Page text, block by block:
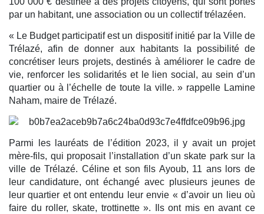
par un habitant, une association ou un collectif trélazéen.
« Le Budget participatif est un dispositif initié par la Ville de
Trélazé, afin de donner aux habitants la possibilité de
concrétiser leurs projets, destinés à améliorer le cadre de
vie, renforcer les solidarités et le lien social, au sein d’un
quartier ou à l’échelle de toute la ville. » rappelle Lamine
Naham, maire de Trélazé.
Parmi les lauréats de l’édition 2023, il y avait un projet
mère-fils, qui proposait l’installation d’un skate park sur la
ville de Trélazé. Céline et son fils Ayoub, 11 ans lors de
leur candidature, ont échangé avec plusieurs jeunes de
leur quartier et ont entendu leur envie « d’avoir un lieu où
faire du roller, skate, trottinette ». Ils ont mis en avant ce